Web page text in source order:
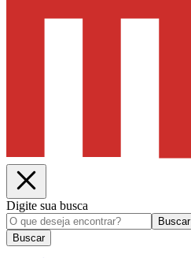
Digite sua busca
Buscar
Buscar